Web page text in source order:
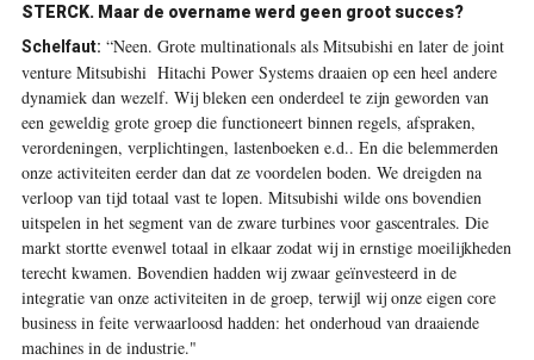
STERCK. Maar de overname werd geen groot succes?
Schelfaut: “Neen. Grote multinationals als Mitsubishi en later de joint
venture Mitsubishi Hitachi Power Systems draaien op een heel andere
dynamiek dan wezelf. Wij bleken een onderdeel te zijn geworden van
een geweldig grote groep die functioneert binnen regels, afspraken,
verordeningen, verplichtingen, lastenboeken e.d.. En die belemmerden
onze activiteiten eerder dan dat ze voordelen boden. We dreigden na
verloop van tijd totaal vast te lopen. Mitsubishi wilde ons bovendien
uitspelen in het segment van de zware turbines voor gascentrales. Die
markt stortte evenwel totaal in elkaar zodat wij in ernstige moeilijkheden
terecht kwamen. Bovendien hadden wij zwaar geïnvesteerd in de
integratie van onze activiteiten in de groep, terwijl wij onze eigen core
business in feite verwaarloosd hadden: het onderhoud van draaiende
machines in de industrie."